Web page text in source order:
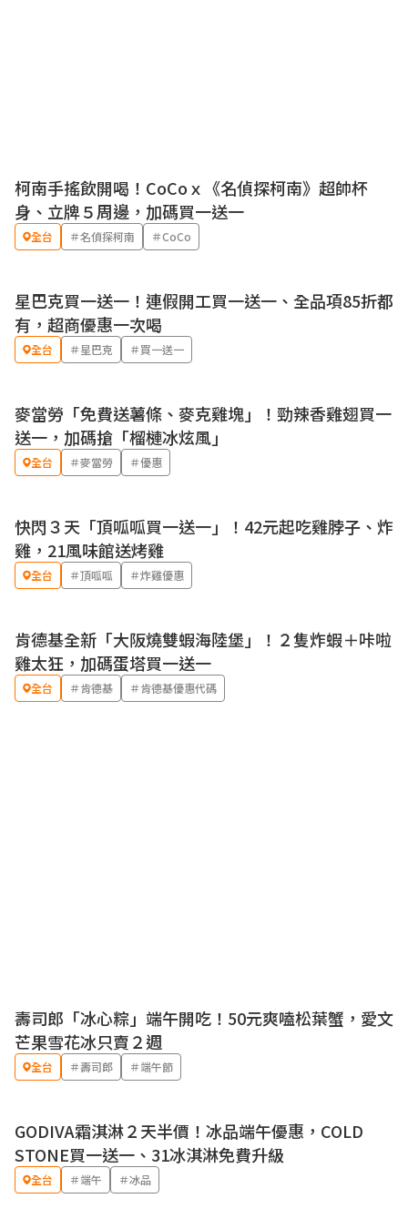
優惠
柯南手搖飲開喝！CoCoｘ《名偵探柯南》超帥杯
身、立牌５周邊，加碼買一送一
全台 ＃名偵探柯南 ＃CoCo
優惠
星巴克買一送一！連假開工買一送一、全品項85折都
有，超商優惠一次喝
全台 ＃星巴克 ＃買一送一
優惠
麥當勞「免費送薯條、麥克雞塊」！勁辣香雞翅買一
送一，加碼搶「榴槤冰炫風」
全台 ＃麥當勞 ＃優惠
優惠
快閃３天「頂呱呱買一送一」！42元起吃雞脖子、炸
雞，21風味館送烤雞
全台 ＃頂呱呱 ＃炸雞優惠
優惠
肯德基全新「大阪燒雙蝦海陸堡」！２隻炸蝦＋咔啦
雞太狂，加碼蛋塔買一送一
全台 ＃肯德基 ＃肯德基優惠代碼
優惠
壽司郎「冰心粽」端午開吃！50元爽嗑松葉蟹，愛文
芒果雪花冰只賣２週
全台 ＃壽司郎 ＃端午節
優惠
GODIVA霜淇淋２天半價！冰品端午優惠，COLD
STONE買一送一、31冰淇淋免費升級
全台 ＃端午 ＃冰品